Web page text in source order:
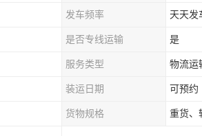
发车频率 天天发
是否专线运输 是
服务类型 物流运
装运日期 可预约
货物规格 重货、